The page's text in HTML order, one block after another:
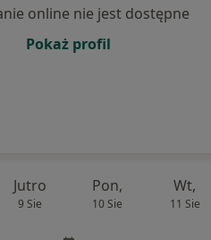
online nie jest dostępne
Pokaż profil
Jutro
9 Sie
Pon,
10 Sie
Wt,
11 Sie